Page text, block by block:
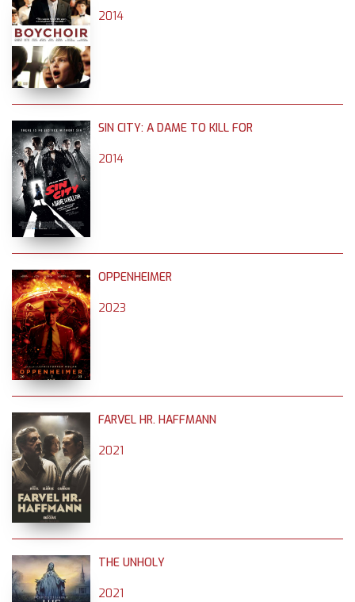
2014
SIN CITY: A DAME TO KILL FOR
2014
OPPENHEIMER
2023
FARVEL HR. HAFFMANN
2021
THE UNHOLY
2021